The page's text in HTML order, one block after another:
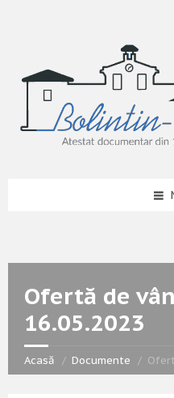
Ofertă de
16.05.2023
Acasă Documente